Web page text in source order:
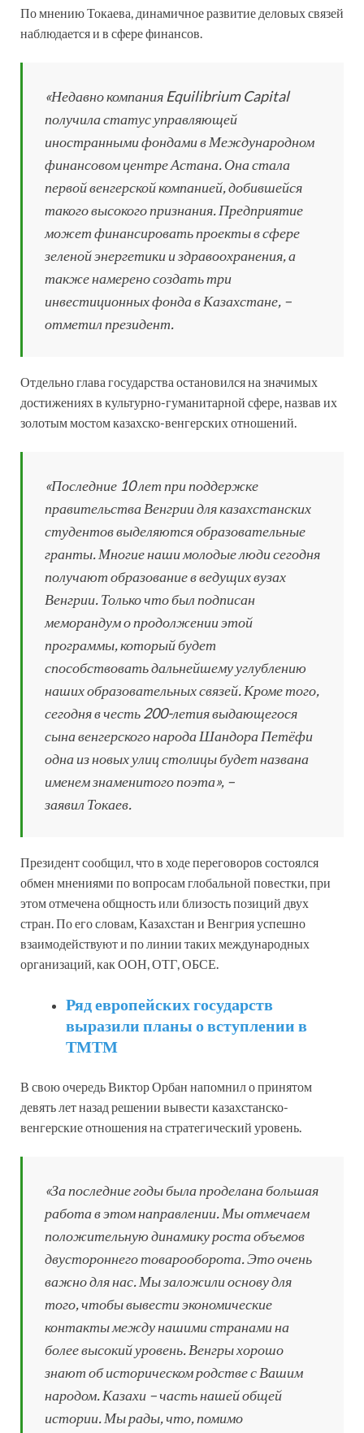
По мнению Токаева, динамичное развитие деловых связей
наблюдается и в сфере финансов.
«Недавно компания Equilibrium Capital
получила статус управляющей
иностранными фондами в Международном
финансовом центре Астана. Она стала
первой венгерской компанией, добившейся
такого высокого признания. Предприятие
может финансировать проекты в сфере
зеленой энергетики и здравоохранения, а
также намерено создать три
инвестиционных фонда в Казахстане, –
отметил президент.
Отдельно глава государства остановился на значимых
достижениях в культурно-гуманитарной сфере, назвав их
золотым мостом казахско-венгерских отношений.
«Последние 10 лет при поддержке
правительства Венгрии для казахстанских
студентов выделяются образовательные
гранты. Многие наши молодые люди сегодня
получают образование в ведущих вузах
Венгрии. Только что был подписан
меморандум о продолжении этой
программы, который будет
способствовать дальнейшему углублению
наших образовательных связей. Кроме того,
сегодня в честь 200-летия выдающегося
сына венгерского народа Шандора Петёфи
одна из новых улиц столицы будет названа
именем знаменитого поэта», –
заявил Токаев.
Президент сообщил, что в ходе переговоров состоялся
обмен мнениями по вопросам глобальной повестки, при
этом отмечена общность или близость позиций двух
стран. По его словам, Казахстан и Венгрия успешно
взаимодействуют и по линии таких международных
организаций, как ООН, ОТГ, ОБСЕ.
Ряд европейских государств
выразили планы о вступлении в
ТМТМ
В свою очередь Виктор Орбан напомнил о принятом
девять лет назад решении вывести казахстанско-
венгерские отношения на стратегический уровень.
«За последние годы была проделана большая
работа в этом направлении. Мы отмечаем
положительную динамику роста объемов
двустороннего товарооборота. Это очень
важно для нас. Мы заложили основу для
того, чтобы вывести экономические
контакты между нашими странами на
более высокий уровень. Венгры хорошо
знают об историческом родстве с Вашим
народом. Казахи – часть нашей общей
истории. Мы рады, что, помимо